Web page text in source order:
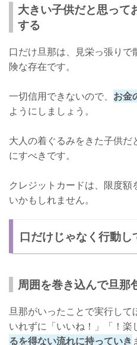
大きい子供だと思って
する
口だけ旦那は、見栄っ張り
険な存在です。
一切信用できないので、 お金
ようにしましょう。
大人の着ぐるみをきた子供だ
にすべきです。
クレジットカードは、限度
いかもしれません。
口だけじゃなく行動し
周囲を巻き込んで旦那
旦那がいったことで実行し
いれずに「いいね！」「！楽
るを得ない流れに持っていき